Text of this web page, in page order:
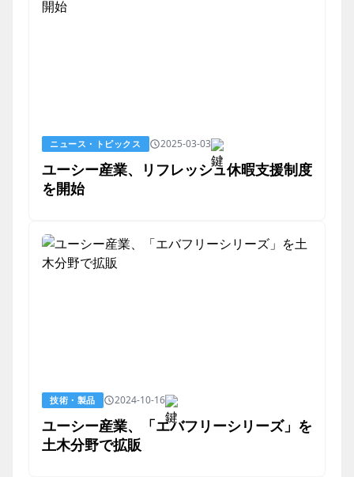
ニュース・トピックス 2025-03-03
ユーシー産業、リフレッシュ休暇支援制度
を開始
技術・製品 2024-10-16
ユーシー産業、「エバフリーシリーズ」を
土木分野で拡販